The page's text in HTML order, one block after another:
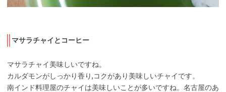
マサラチャイとコーヒー
マサラチャイ美味しいですね。
カルダモンがしっかり香り,コクがあり美味しいチャイです。
南インド料理屋のチャイは美味しいことが多いですね。名古屋のあ